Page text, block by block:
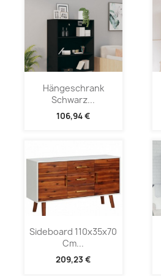
Hängeschrank
Schwarz...
106,94 €
Sideboard 110x35x70
Cm...
209,23 €